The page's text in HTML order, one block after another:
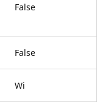
False
False
Wi